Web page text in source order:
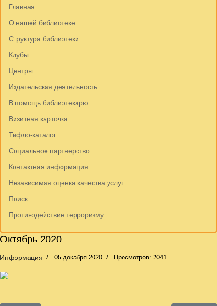
Главная
О нашей библиотеке
Структура библиотеки
Клубы
Центры
Издательская деятельность
В помощь библиотекарю
Визитная карточка
Тифло-каталог
Социальное партнерство
Контактная информация
Независимая оценка качества услуг
Поиск
Противодействие терроризму
Октябрь 2020
Информация 05 декабря 2020 Просмотров: 2041